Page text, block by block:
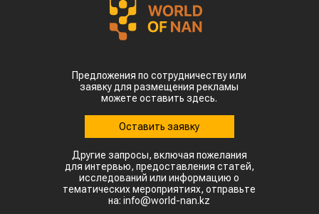
Предложения по сотрудничеству или
заявку для размещения рекламы
можете оставить здесь.
Оставить заявку
Другие запросы, включая пожелания
для интервью, предоставления статей,
исследований или информацию о
тематических мероприятиях, отправьте
на: info@world-nan.kz